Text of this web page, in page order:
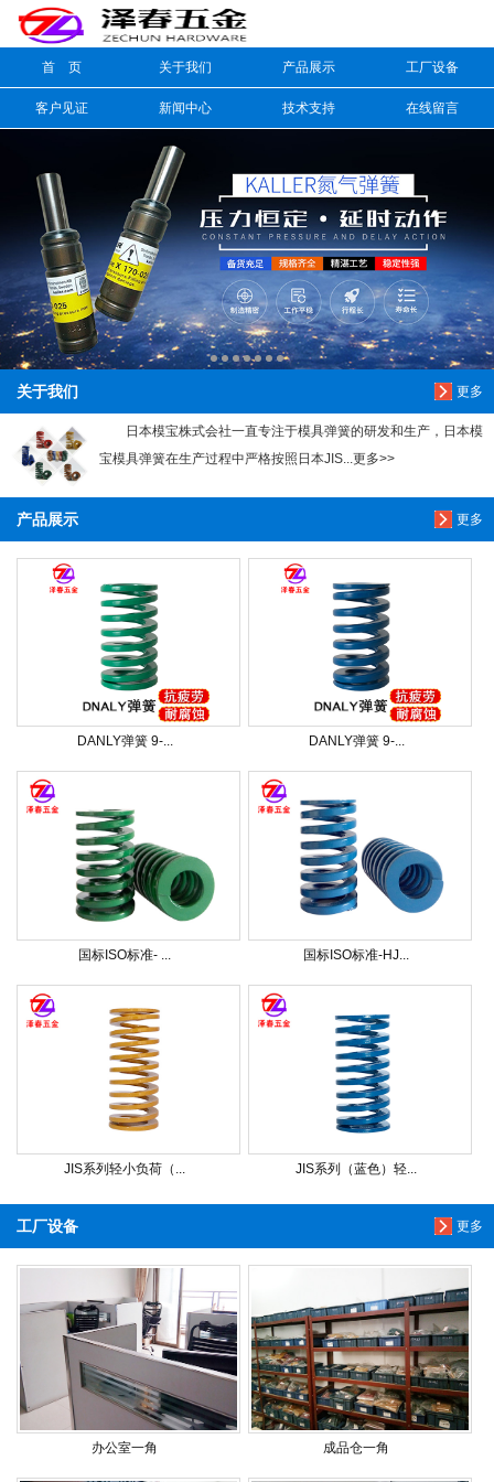
首 页 关于我们 产品展示 工厂设备
客户见证 新闻中心 技术支持 在线留言
更多
关于我们
日本模宝株式会社一直专注于模具弹簧的研发和生产，日本模
宝模具弹簧在生产过程中严格按照日本JIS...更多>>
更多
产品展示
DANLY弹簧 9-... DANLY弹簧 9-...
国标ISO标准- ... 国标ISO标准-HJ...
JIS系列轻小负荷（... JIS系列（蓝色）轻...
更多
工厂设备
办公室一角 成品仓一角
信息搜索
搜索